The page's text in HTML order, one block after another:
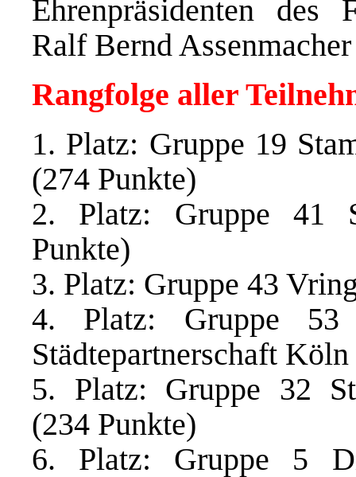
Ehrenpräsidenten des
Ralf Bernd
Rangfolge aller
1. Platz: Gruppe 19
(274 Punkte)
2. Platz: Gruppe 41
Punkte)
3. Platz: Gruppe 43
4. Platz: Gruppe 53
Städtepartnerschaft
5. Platz: Gruppe 32
(234 Punkte)
6. Platz: Gruppe 5